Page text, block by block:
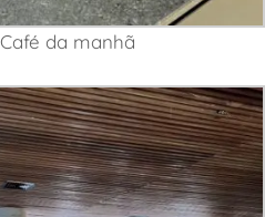
Café da manhã